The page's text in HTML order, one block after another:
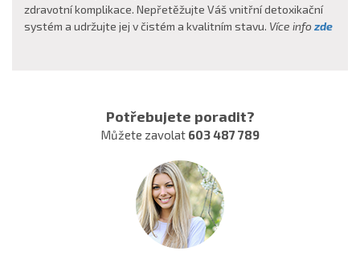
zdravotní komplikace. Nepřetěžujte Váš vnitřní detoxikační
systém a udržujte jej v čistém a kvalitním stavu. Více info zde
Potřebujete poradit?
Můžete zavolat 603 487 789